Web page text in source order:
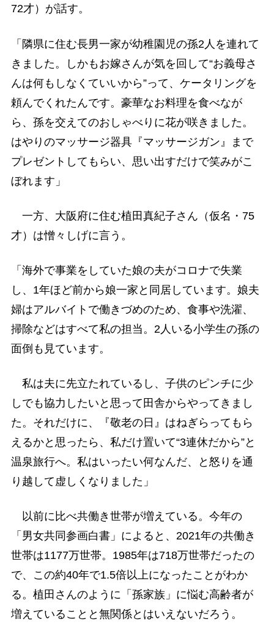
72才）が話す。
「隣県に住む長男一家が幼稚園児の孫2人を連れて
きました。しかもお嫁さんが気を回して“お義母さ
んは何もしなくていいから”って、ケータリングを
頼んでくれたんです。豪華なお料理を食べなが
ら、孫を交えてのおしゃべりに花が咲きました。
はやりのマッサージ器具『マッサージガン』まで
プレゼントしてもらい、思い出すだけで笑みがこ
ぼれます」
一方、大阪府に住む植田真紀子さん（仮名・75
才）は憎々しげに言う。
「海外で事業をしていた娘の夫がコロナで失業
し、1年ほど前から娘一家と同居しています。娘夫
婦はアルバイトで働きづめのため、食事や洗濯、
掃除などはすべて私の担当。2人いる小学生の孫の
面倒も見ています。
私は夫に先立たれているし、子供のピンチに少
しでも協力したいと思って田舎からやってきまし
た。それだけに、『敬老の日』はねぎらってもら
えるかと思ったら、私だけ置いて“3連休だから”と
温泉旅行へ。私はいったい何なんだ、と怒りを通
り越して虚しくなりました」
以前に比べ共働き世帯が増えている。今年の
「男女共同参画白書」によると、2021年の共働き
世帯は1177万世帯。1985年は718万世帯だったの
で、この約40年で1.5倍以上になったことがわか
る。植田さんのように「孫家族」に悩む高齢者が
増えていることと無関係とはいえないだろう。